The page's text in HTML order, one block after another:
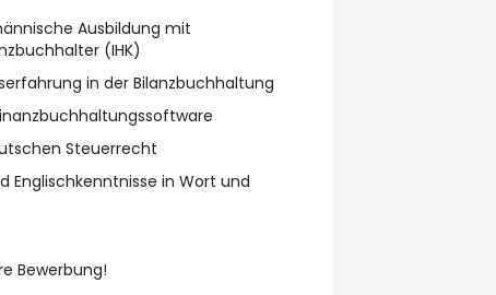
Ausbildung mit
(IHK)
in der Bilanzbuchhaltung
Steuerrecht
Englischkenntnisse in Wort und
Bewerbung!